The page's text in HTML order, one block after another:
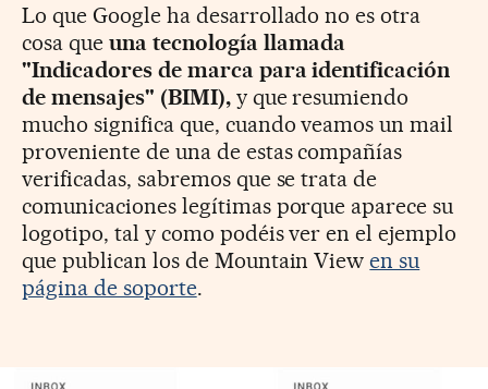
Lo que Google ha desarrollado no es otra
cosa que una tecnología llamada
"Indicadores de marca para identificación
de mensajes" (BIMI),y que resumiendo
mucho significa que, cuando veamos un mail
proveniente de una de estas compañías
verificadas, sabremos que se trata de
comunicaciones legítimas porque aparece su
logotipo, tal y como podéis ver en el ejemplo
que publican los de Mountain Viewen su
página de soporte.